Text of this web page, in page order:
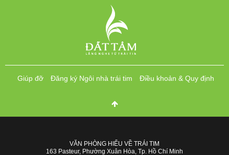
Giúp đỡ Đăng ký Ngôi nhà trái tim Điều khoản & Quy định
VĂN PHÒNG HIỂU VỀ TRÁI TIM
163 Pasteur, Phường Xuân Hòa, Tp. Hồ Chí Minh